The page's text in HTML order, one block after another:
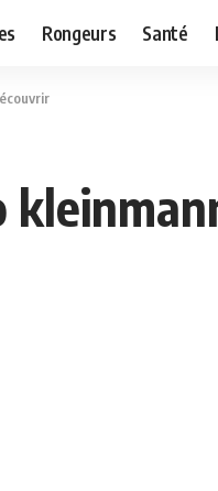
Rongeurs Santé